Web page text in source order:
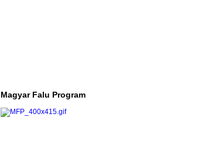
Magyar Falu Program